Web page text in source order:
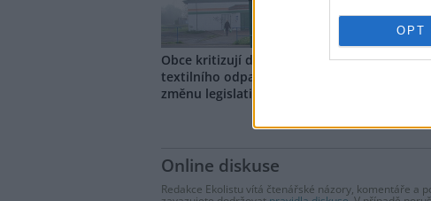
OPT
Obce kritizují drahý svoz
textilního odpadu, MŽP chystá
změnu legislativy
V EU
oblečení
Online diskuse
Redakce Ekolistu vítá čtenářské názory, komentáře a